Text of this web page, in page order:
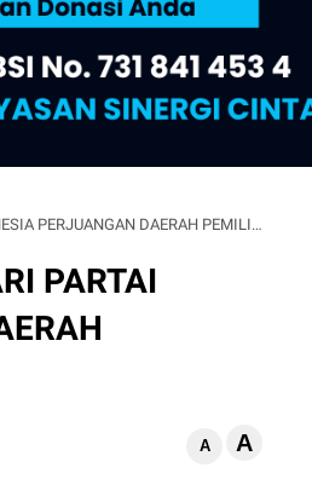
DAERAH PEMILIHAN 1 CIANJUR
PARTAI
A A